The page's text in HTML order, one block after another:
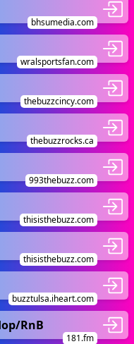
bhsumedia.com
wralsportsfan.com
thebuzzcincy.com
thebuzzrocks.ca
993thebuzz.com
thisisthebuzz.com
thisisthebuzz.com
buzztulsa.iheart.com
RnB
181.fm